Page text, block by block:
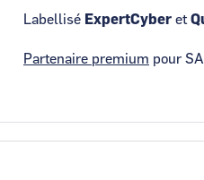
Labellisé ExpertCyber et
Partenaire premium pour